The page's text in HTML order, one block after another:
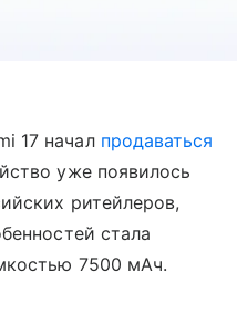
17 начал продаваться
уже появилось
ритейлеров,
стала
7500 мАч.